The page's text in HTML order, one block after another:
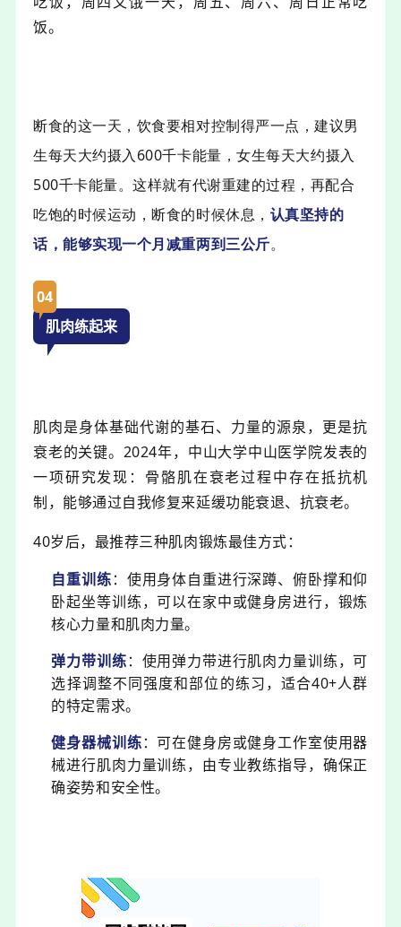
饭。
断食的这一天，饮食要相对控制得严一点，建议男
生每天大约摄入600千卡能量，女生每天大约摄入
500千卡能量。这样就有代谢重建的过程，再配合
吃饱的时候运动，断食的时候休息， 认真坚持的
话，能够实现一个月减重两到三公斤。
04
肌肉练起来
肌肉是身体基础代谢的基石、力量的源泉，更是抗
衰老的关键。 2024年，中山大学中山医学院发表的
一项研究发现： 骨骼肌在衰老过程中存在抵抗机
制，能够通过自我修复来延缓功能衰退、抗衰老。
40岁后，最推荐三种肌肉锻炼最佳方式：
自重训练：使用身体自重进行深蹲、俯卧撑和仰
卧起坐等训练，可以在家中或健身房进行，锻炼
核心力量和肌肉力量。
弹力带训练：使用弹力带进行肌肉力量训练，可
选择调整不同强度和部位的练习，适合40+人群
的特定需求。
健身器械训练：可在健身房或健身工作室使用器
械进行肌肉力量训练，由专业教练指导，确保正
确姿势和安全性。